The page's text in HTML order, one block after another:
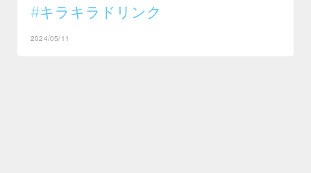
#キラキラドリンク
2024/05/11